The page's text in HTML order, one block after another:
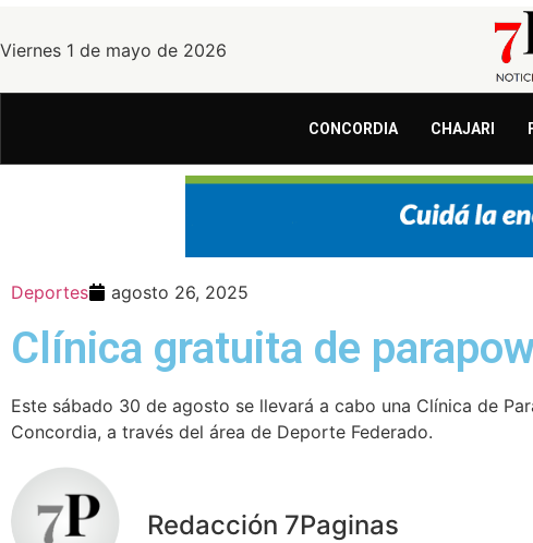
Viernes 1 de mayo de 2026
CONCORDIA CHAJARI
Deportes agosto 26, 2025
Clínica gratuita de
Este sábado 30 de agosto se llevará a cabo una Clínica de
Concordia, a través del área de Deporte Federado.
Redacción 7Paginas